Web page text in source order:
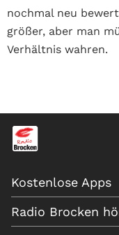
nochmal neu
größer, aber man
Verhältnis wahren.
Kostenlose Apps
Radio Brocken